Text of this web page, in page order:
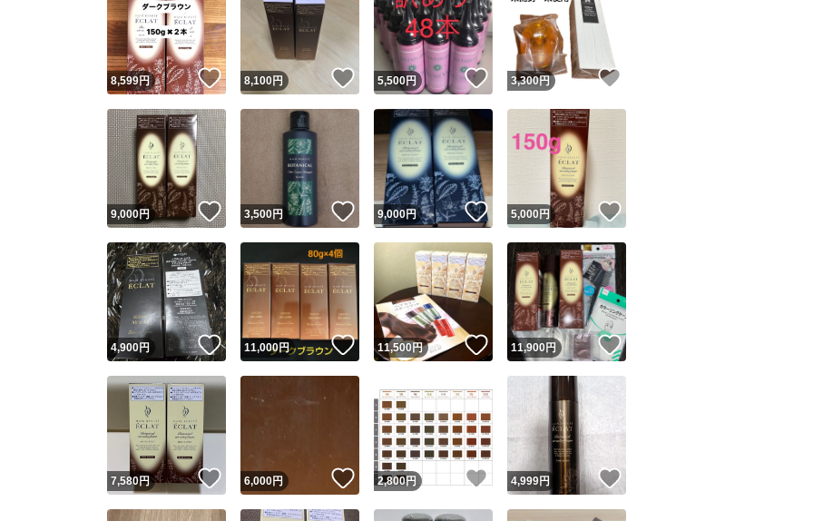
ユーザーの実績について
Yahoo!フリマが定めた一定の基準を満たしたユーザーにバッジを付与しています
安心取引出品者
安心取引出品者 Yahoo!フリマの基準をクリアした安心・安全なユーザーです
取引実績
取引実績◯+ このユーザーはYahoo!フリマの取引を完了させた実績がありま
他フリマ実績◯+ このユーザーは他フリマサービスでの取引実績があります
スピード&安心発送
※このバッジは実績に基づく表示であり、発送を保証しているものではありません
スピード＆安心発送
このユーザーは高頻度で24時間以内＆設定した発送日数内に発
ます
スピード発送 このユーザーは高頻度で24時間以内に発送しています
この商品の情報をコピーします
商品画像の無断転載は禁止されています
コピーは1商品につき1回です
出品ページへ
キャンセル
8,599円 いいね！
8,100円 いいね！
5,500円 いいね！
3,300円
9,000円 いいね！
3,500円 いいね！
9,000円 いいね！
5,000円 いいね！
4,900円 いいね！
11,000円 いいね！
11,500円 いいね！
11,900円 いいね！
7,580円 いいね！
6,000円 いいね！
2,800円 いいね！
4,999円